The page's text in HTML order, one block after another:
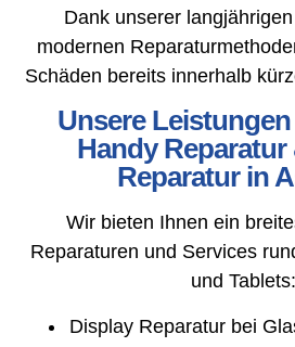
Dank unserer
modernen
Schäden bereits innerhalb
Unsere
Handy Reparatur
Reparatur in
Wir bieten Ihnen ein
Reparaturen und Services
und Tablets:
Display Reparatur bei